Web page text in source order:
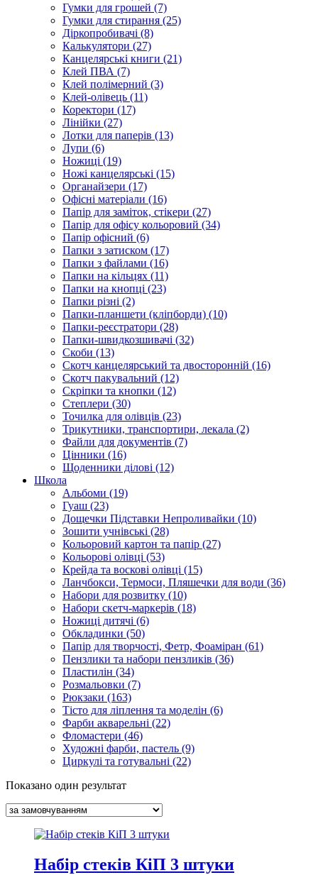
Гумки для грошей (7)
Гумки для стирання (25)
Діркопробивачі (8)
Калькулятори (27)
Канцелярські книги (21)
Клей ПВА (7)
Клей полімерний (3)
Клей-олівець (11)
Коректори (17)
Лінійки (27)
Лотки для паперів (13)
Лупи (6)
Ножиці (19)
Ножі канцелярські (15)
Органайзери (17)
Офісні матеріали (16)
Папір для заміток, стікери (27)
Папір для офісу кольоровий (34)
Папір офісний (6)
Папки з затиском (17)
Папки з файлами (16)
Папки на кільцях (11)
Папки на кнопці (23)
Папки різні (2)
Папки-планшети (кліпборди) (10)
Папки-реєстратори (28)
Папки-швидкозшивачі (32)
Скоби (13)
Скотч канцелярський та двосторонній (16)
Скотч пакувальний (12)
Скріпки та кнопки (12)
Степлери (30)
Точилка для олівців (23)
Трикутники, транспортири, лекала (2)
Файли для документів (7)
Цінники (16)
Щоденники ділові (12)
Школа
Альбоми (19)
Гуаш (23)
Дощечки Підставки Непроливайки (10)
Зошити учнівські (28)
Кольоровий картон та папір (27)
Кольорові олівці (53)
Крейда та воскові олівці (15)
Ланчбокси, Термоси, Пляшечки для води (36)
Набори для розвитку (10)
Набори скетч-маркерів (18)
Ножиці дитячі (6)
Обкладинки (50)
Папір для творчості, Фетр, Фоаміран (61)
Пензлики та набори пензликів (36)
Пластилін (34)
Розмальовки (7)
Рюкзаки (163)
Тісто для ліплення та моделін (6)
Фарби акварельні (22)
Фломастери (46)
Художні фарби, пастель (9)
Циркулі та готувальні (22)
Показано один результат
Набір стеків КіП 3 штуки